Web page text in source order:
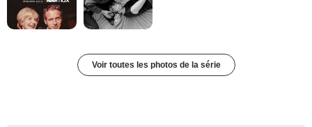
Voir toutes les photos de la série